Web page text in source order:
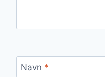
Navn *